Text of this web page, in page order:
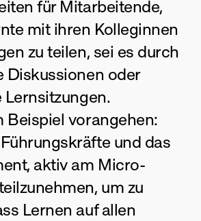
für Mitarbeitende,
mit ihren Kolleginnen
zu teilen, sei es durch
Diskussionen oder
Lernsitzungen.
Beispiel vorangehen:
und das
aktiv am Micro-
um zu
Lernen auf allen